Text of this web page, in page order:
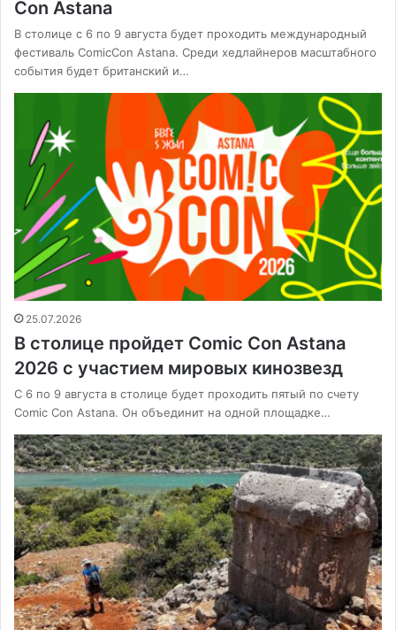
Con Astana
В столице с 6 по 9 августа будет проходить международный
фестиваль ComicCon Astana. Среди хедлайнеров масштабного
события будет британский и…
25.07.2026
В столице пройдет Comic Con Astana
2026 с участием мировых кинозвезд
С 6 по 9 августа в столице будет проходить пятый по счету
Comic Con Astana. Он объединит на одной площадке…